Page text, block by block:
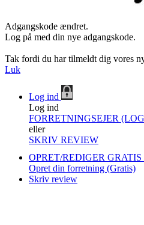
Adgangskode ændret.
Log på med din nye adgangskode.
Tak fordi du har tilmeldt dig vores
Luk
Log ind
Log ind
FORRETNINGSEJER
eller
SKRIV REVIEW
OPRET/REDIGER
Opret din forretning (Gratis)
Skriv review